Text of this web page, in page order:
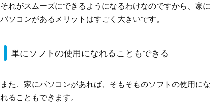
それがスムーズにできるようになるわけなのですから、家に
パソコンがあるメリットはすごく大きいです。
単にソフトの使用になれることもできる
また、家にパソコンがあれば、そもそものソフトの使用にな
れることもできます。